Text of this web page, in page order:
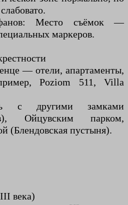
Место съёмок —
маркеров.
— отели, апартаменты,
Poziom 511, Villa
с другими замками
Ойцувским парком,
(Блендовская пустыня).
века)